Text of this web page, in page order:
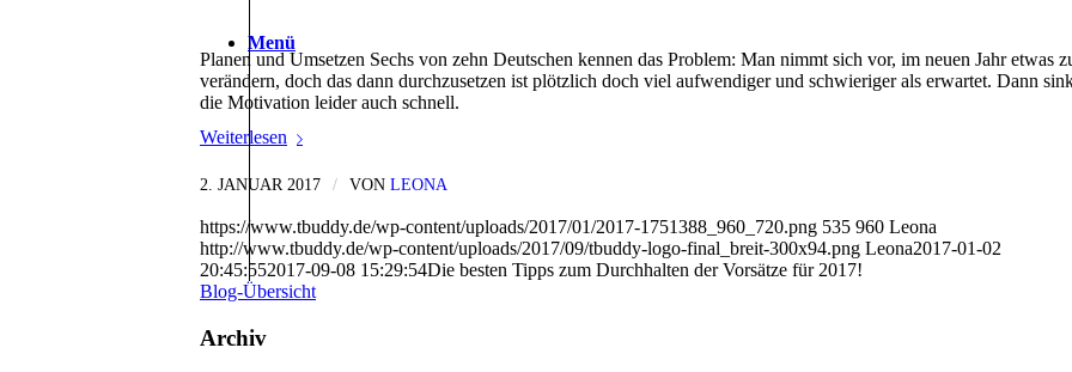
Menü
Planen und Umsetzen Sechs von zehn Deutschen kennen das Problem: Man nimmt sich vor, im neuen Jahr etwas
verändern, doch das dann durchzusetzen ist plötzlich doch viel aufwendiger und schwieriger als erwartet. Dann
die Motivation leider auch schnell.
Weiterlesen
2. JANUAR 2017 / VON LEONA
https://www.tbuddy.de/wp-content/uploads/2017/01/2017-1751388_960_720.png 535 960 Leona
http://www.tbuddy.de/wp-content/uploads/2017/09/tbuddy-logo-final_breit-300x94.png Leona2017-01-02
20:45:552017-09-08 15:29:54Die besten Tipps zum Durchhalten der Vorsätze für 2017!
Blog-Übersicht
Archiv